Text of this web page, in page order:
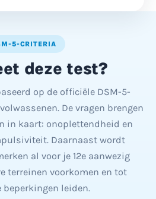
5-CRITERIA
deze test?
op de officiële DSM-5-
De vragen brengen
in kaart: onoplettendheid en
Daarnaast wordt
al voor je 12e aanwezig
terreinen voorkomen en tot
leiden.